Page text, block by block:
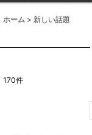
ホーム > 新しい話題
170件